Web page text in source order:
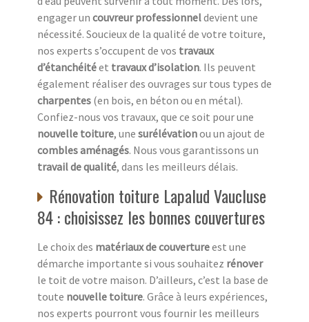
engager un couvreur professionneldevient une
nécessité. Soucieux de la qualité de votre toiture,
nos experts s’occupent de vos travaux
d’étanchéitéet travaux d’isolation. Ils peuvent
également réaliser des ouvrages sur tous types de
charpentes (en bois, en béton ou en métal).
Confiez-nous vos travaux, que ce soit pour une
nouvelle toiture, une surélévationou un ajout de
combles aménagés. Nous vous garantissons un
travail de qualité, dans les meilleurs délais.
Rénovation toiture Lapalud Vaucluse
84 : choisissez les bonnes couvertures
Le choix des matériaux de couvertureest une
démarche importante si vous souhaitez rénover
le toit de votre maison. D’ailleurs, c’est la base de
toute nouvelle toiture. Grâce à leurs expériences,
nos experts pourront vous fournir les meilleurs